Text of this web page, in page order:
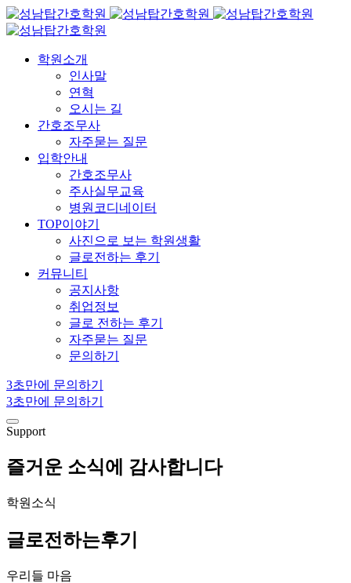
학원소개
인사말
연혁
오시는 길
간호조무사
자주묻는 질문
입학안내
간호조무사
주사실무교육
병원코디네이터
TOP이야기
사진으로 보는 학원생활
글로전하는 후기
커뮤니티
공지사항
취업정보
글로 전하는 후기
자주묻는 질문
문의하기
3초만에 문의하기
3초만에 문의하기
Support
즐거운 소식에 감사합니다
학원소식
글로전하는후기
우리들 마음